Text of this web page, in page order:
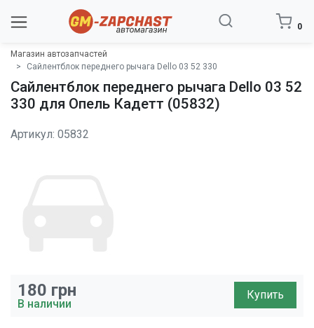
0
Магазин автозапчастей
Сайлентблок переднего рычага Dello 03 52 330
Сайлентблок переднего рычага Dello 03 52
330 для Опель Кадетт (05832)
Артикул: 05832
180 грн
В наличии
Купить